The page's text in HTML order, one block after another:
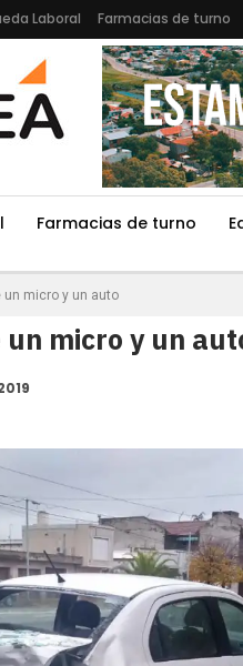
Laboral Farmacias de turno
Farmacias de turno
un micro y un auto
micro y un